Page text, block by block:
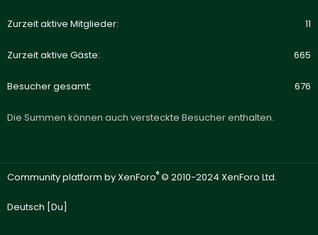
Zurzeit aktive Mitglieder 11
Zurzeit aktive Gäste 665
Besucher gesamt 676
Die Summen können auch versteckte Besucher enthalten.
Community platform by XenForo® © 2010-2024 XenForo Ltd.
Deutsch [Du]